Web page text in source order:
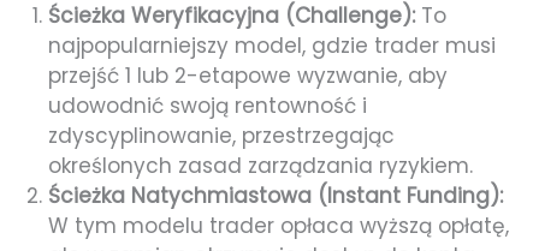
Ścieżka Weryfikacyjna (Challenge):To
najpopularniejszy model, gdzie trader musi
przejść 1 lub 2-etapowe wyzwanie, aby
udowodnić swoją rentowność i
zdyscyplinowanie, przestrzegając
określonych zasad zarządzania ryzykiem.
Ścieżka Natychmiastowa (Instant Funding):
W tym modelu trader opłaca wyższą opłatę,